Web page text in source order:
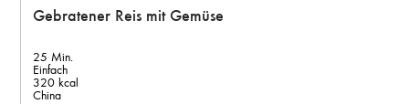
Gebratener Reis mit Gemüse
25 Min.
Einfach
320 kcal
China